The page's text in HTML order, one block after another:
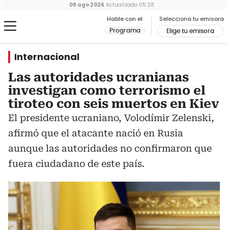
Hable con el
Programa
Selecciona tu emisora
Elige tu emisora
09 ago 2026 Actualizado 05:28
Internacional
Las autoridades ucranianas
investigan como terrorismo el
tiroteo con seis muertos en Kiev
El presidente ucraniano, Volodímir Zelenski,
afirmó que el atacante nació en Rusia
aunque las autoridades no confirmaron que
fuera ciudadano de este país.